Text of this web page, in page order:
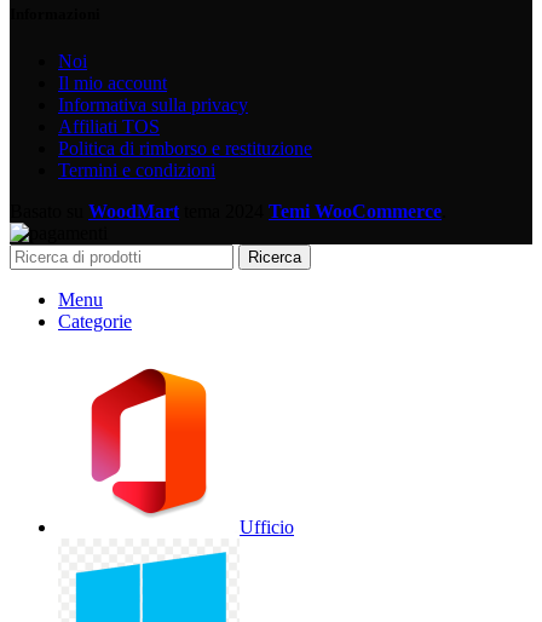
Noi
Il mio account
Informativa sulla privacy
Affiliati TOS
Politica di rimborso e restituzione
Termini e condizioni
WoodMart Temi WooCommerce
Ricerca
Menu
Categorie
Ufficio